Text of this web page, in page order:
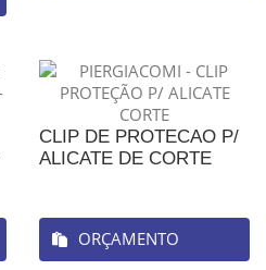
CLIP DE PROTECAO P/
ALICATE DE CORTE
ORÇAMENTO